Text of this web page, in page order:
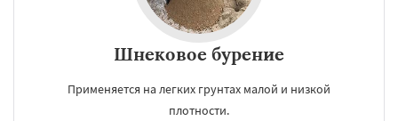
Шнековое бурение
Применяется на легких грунтах малой и низкой
плотности.